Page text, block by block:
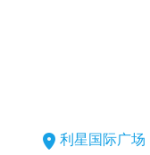
利星国际广场